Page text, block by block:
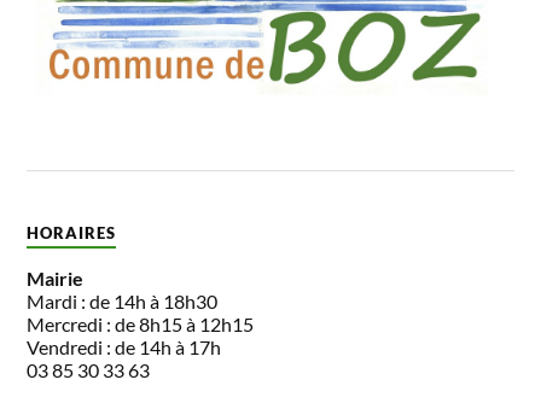
HORAIRES
Mairie
Mardi : de 14h à 18h30
Mercredi : de 8h15 à 12h15
Vendredi : de 14h à 17h
03 85 30 33 63